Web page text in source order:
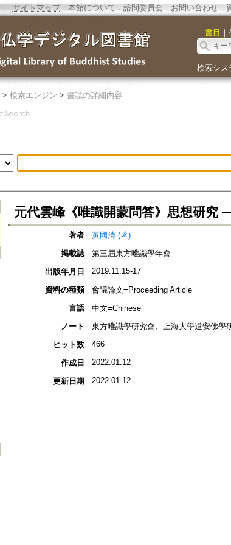
サイトマップ．本館について ． 諮問委員会． お問い合わせ．
｜ 書目 ｜
検索シス
> 検索エンジン > 書誌の詳細内容
元代雲峰《唯識開蒙問答》思想研究
著者
黃國清 (著)
掲載誌
第三屆東方唯識學年會
出版年月日
2019.11.15-17
資料の種類
會議論文=Proceeding Article
言語
中文=Chinese
ノート
東方唯識學研究會、上海大學道安佛學
ヒット数
466
作成日 2022.01.12
更新日期 2022.01.12